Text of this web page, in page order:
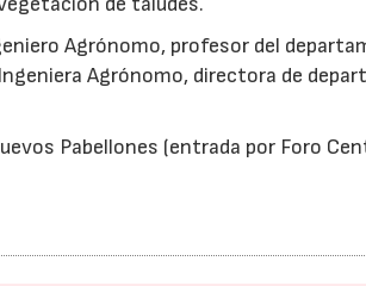
Agrónomo, profesor del
Agrónomo, directora de
Pabellones (entrada por Foro